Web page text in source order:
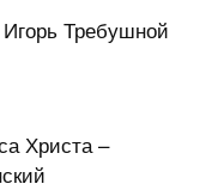
Требушной
Христа –